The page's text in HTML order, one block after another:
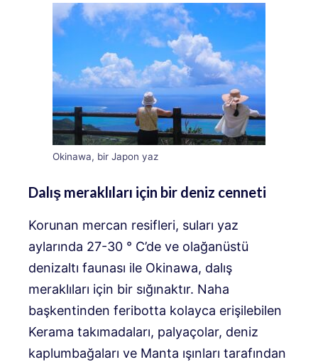
Okinawa, bir Japon yaz
Dalış meraklıları için bir deniz cenneti
Korunan mercan resifleri, suları yaz
aylarında 27-30 ° C’de ve olağanüstü
denizaltı faunası ile Okinawa, dalış
meraklıları için bir sığınaktır. Naha
başkentinden feribotta kolayca erişilebilen
Kerama takımadaları, palyaçolar, deniz
kaplumbağaları ve Manta ışınları tarafından